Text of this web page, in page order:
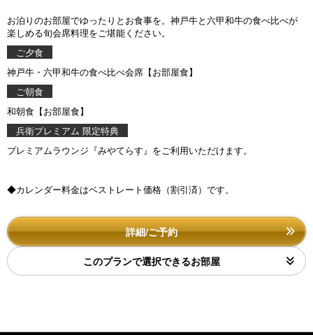
お泊りのお部屋でゆったりとお食事を。神戸牛と六甲和牛の食べ比べが
楽しめる旬会席料理をご堪能ください。
ご夕食
神戸牛・六甲和牛の食べ比べ会席【お部屋食】
ご朝食
和朝食【お部屋食】
兵衛プレミアム 限定特典
プレミアムラウンジ『みやてらす』をご利用いただけます。
◆カレンダー料金はベストレート価格（割引済）です。
詳細/ご予約
このプランで選択できるお部屋